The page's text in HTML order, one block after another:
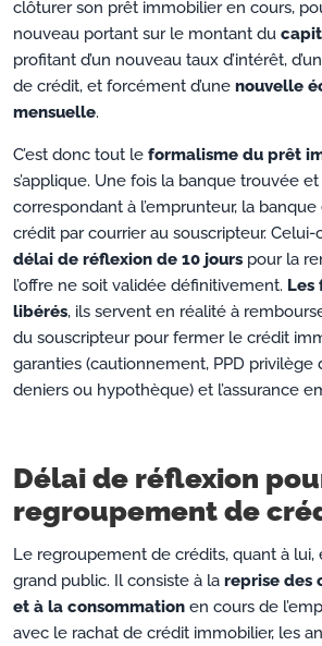
clôturer son prêt immobilier en cours,
nouveau portant sur le montant du
profitant d’un nouveau taux d’intérêt,
de crédit, et forcément d’une nouvelle
mensuelle.
C’est donc tout le formalisme du prêt
s’applique. Une fois la banque trouvée et
correspondant à l’emprunteur, la
crédit par courrier au souscripteur.
délai de réflexion de 10 jours pour la
l’offre ne soit validée définitivement. Les
libérés, ils servent en réalité à
du souscripteur pour fermer le crédit
garanties (cautionnement, PPD privilège
deniers ou hypothèque) et l’assurance
Délai de réflexion
regroupement de
Le regroupement de crédits, quant à lui,
grand public. Il consiste à la reprise des
et à la consommation en cours de
avec le rachat de crédit immobilier, les